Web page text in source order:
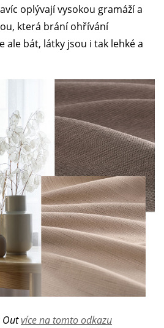
oplývají vysokou gramáží a
která brání ohřívání
ale bát, látky jsou i tak lehké a
Outvíce na tomto odkazu